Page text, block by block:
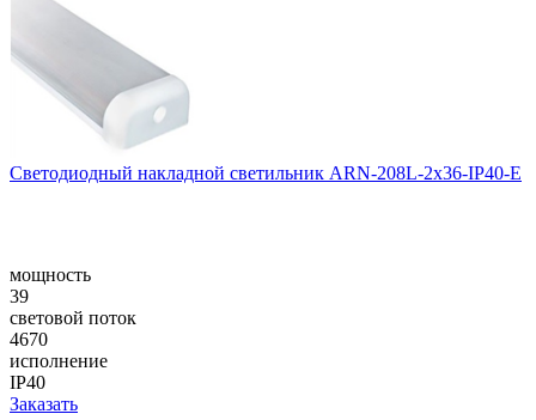
Светодиодный накладной светильник ARN-208L-2x36-IP40-E
мощность
39
световой поток
4670
исполнение
IP40
Заказать